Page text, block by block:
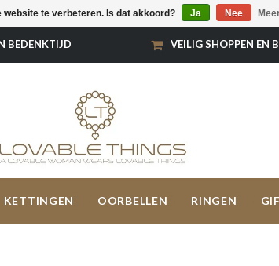
BEDENKTIJD VEILIG SHOPPEN EN
KETTINGEN OORBELLEN RINGEN
website te verbeteren. Is dat akkoord? Ja Nee